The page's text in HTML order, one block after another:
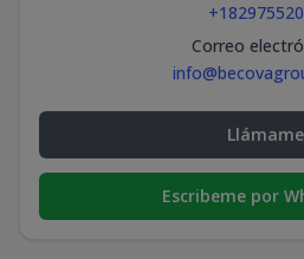
Correo
Llámame
Escribeme por